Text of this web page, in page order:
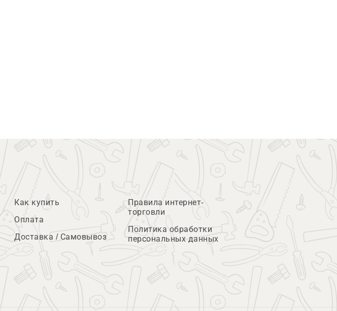
Как купить
Оплата
Доставка / Самовывоз
Правила интернет-
торговли
Политика обработки
персональных данных